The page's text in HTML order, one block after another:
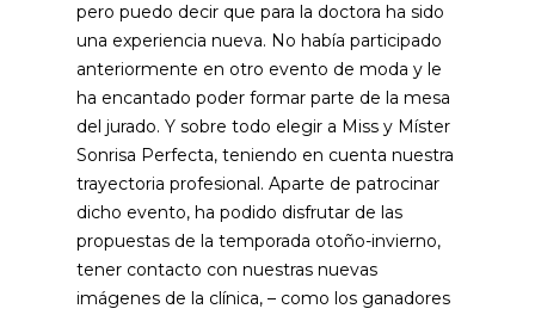
pero puedo decir que para la doctora ha sido
una experiencia nueva. No había participado
anteriormente en otro evento de moda y le
ha encantado poder formar parte de la mesa
del jurado. Y sobre todo elegir a Miss y Míster
Sonrisa Perfecta, teniendo en cuenta nuestra
trayectoria profesional. Aparte de patrocinar
dicho evento, ha podido disfrutar de las
propuestas de la temporada otoño-invierno,
tener contacto con nuestras nuevas
imágenes de la clínica, – como los ganadores